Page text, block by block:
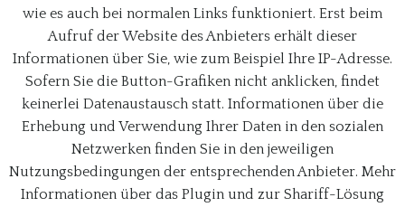
wie es auch bei normalen Links funktioniert. Erst beim
Aufruf der Website des Anbieters erhält dieser
Informationen über Sie, wie zum Beispiel Ihre IP-Adresse.
Sofern Sie die Button-Grafiken nicht anklicken, findet
keinerlei Datenaustausch statt. Informationen über die
Erhebung und Verwendung Ihrer Daten in den sozialen
Netzwerken finden Sie in den jeweiligen
Nutzungsbedingungen der entsprechenden Anbieter. Mehr
Informationen über das Plugin und zur Shariff-Lösung